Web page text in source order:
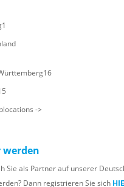
1
16
->
werden
Sie als Partner auf unserer
Dann registrieren Sie sich